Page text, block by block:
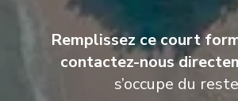
Remplissez ce court
contactez-nous
s’occupe du